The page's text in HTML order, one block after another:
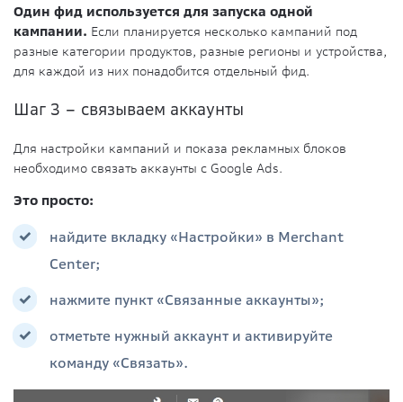
Один фид используется для запуска одной
кампании. Если планируется несколько кампаний под
разные категории продуктов, разные регионы и устройства,
для каждой из них понадобится отдельный фид.
Шаг 3 – связываем аккаунты
Для настройки кампаний и показа рекламных блоков
необходимо связать аккаунты с Google Ads.
Это просто:
найдите вкладку «Настройки» в Merchant
Center;
нажмите пункт «Связанные аккаунты»;
отметьте нужный аккаунт и активируйте
команду «Связать».